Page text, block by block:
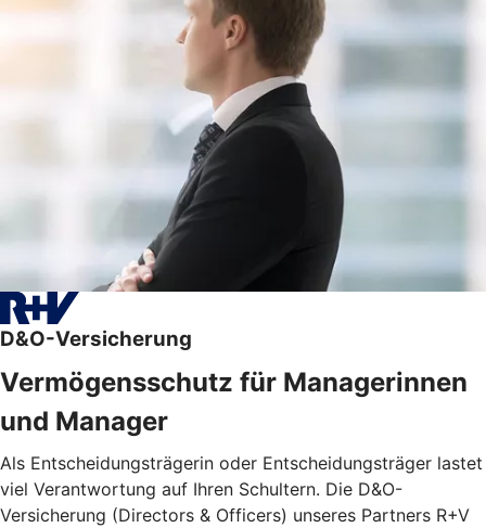
D&O-Versicherung
Vermögensschutz für Managerinnen
und Manager
Als Entscheidungsträgerin oder Entscheidungsträger lastet
viel Verantwortung auf Ihren Schultern. Die D&O-
Versicherung (Directors & Officers) unseres Partners R+V